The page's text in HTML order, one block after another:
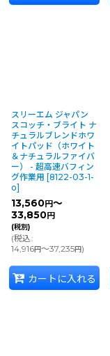
スリーエム ジャパン
スコッチ・ブライト ナ
チュラルブレンドホワ
イトパッド（ホワイト
＆ナチュラルファイバ
ー） - 超高速バフィン
グ作業用 [8122-03-1-
o]
13,560円～
33,850円
(税別)
(税込:
14,916円～37,235円)
カートに入れる